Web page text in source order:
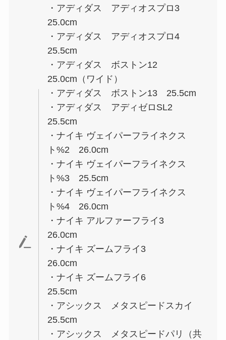
・アディダス アディオスプロ3
25.0cm
・アディダス アディオスプロ4
25.5cm
・アディダス ボストン12
25.0cm（ワイド）
・アディダス ボストン13 25.5cm
・アディダス アディゼロSL2
25.5cm
・ナイキ ヴェイパーフライネクス
ト%2 26.0cm
・ナイキ ヴェイパーフライネクス
ト%3 25.5cm
・ナイキ ヴェイパーフライネクス
ト%4 26.0cm
・ナイキ アルファーフライ3
26.0cm
・ナイキ ズームフライ3
26.0cm
・ナイキ ズームフライ6
25.5cm
・アシックス メタスピードスカイ
25.5cm
・アシックス メタスピードパリ（共